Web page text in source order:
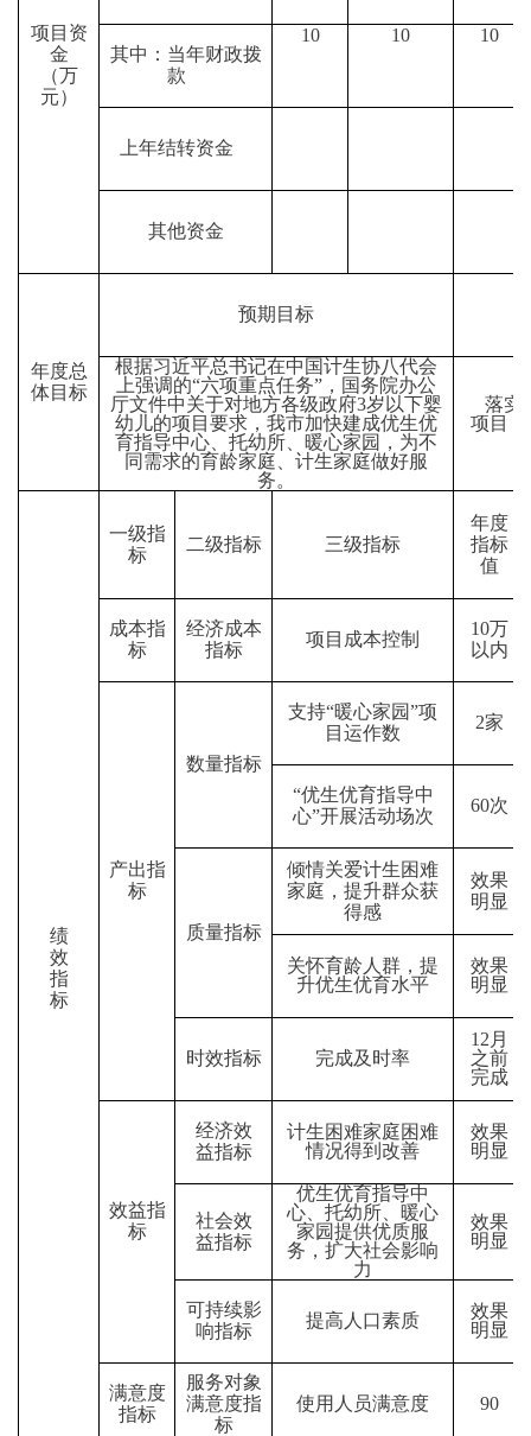
项目资
金
（万
元）
其中：当年财政拨
款
10 10 10
上年结转资金
其他资金
年度总
体目标
预期目标
根据习近平总书记在中国计生协八代会
上强调的“六项重点任务”，国务院办公
厅文件中关于对地方各级政府3岁以下婴
幼儿的项目要求，我市加快建成优生优
育指导中心、托幼所、暖心家园，为不
同需求的育龄家庭、计生家庭做好服
务。
落实
项目
绩
效
指
标
一级指
标
二级指标 三级指标
年度
指标
值
成本指
标
经济成本
指标
项目成本控制
10万
以内
产出指
标
数量指标
支持“暖心家园”项
目运作数
2家
“优生优育指导中
心”开展活动场次
60次
质量指标
倾情关爱计生困难
家庭，提升群众获
得感
效果
明显
关怀育龄人群，提
升优生优育水平
效果
明显
时效指标 完成及时率
12月
之前
完成
效益指
标
经济效
益指标
计生困难家庭困难
情况得到改善
效果
明显
社会效
益指标
优生优育指导中
心、托幼所、暖心
家园提供优质服
务，扩大社会影响
力
效果
明显
可持续影
响指标
提高人口素质
效果
明显
满意度
指标
服务对象
满意度指
标
使用人员满意度 90